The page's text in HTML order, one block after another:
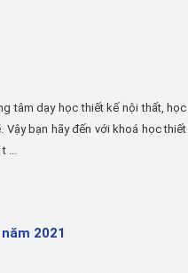
tâm dạy học thiết kế nội thất, học
Vậy bạn hãy đến với khoá học thiết
...
2021